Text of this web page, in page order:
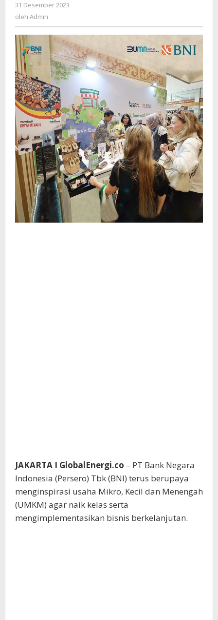
31 Desember 2023
oleh Admin
JAKARTA I GlobalEnergi.co – PT Bank Negara
Indonesia (Persero) Tbk (BNI) terus berupaya
menginspirasi usaha Mikro, Kecil dan Menengah
(UMKM) agar naik kelas serta
mengimplementasikan bisnis berkelanjutan.